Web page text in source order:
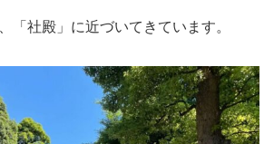
「社殿」に近づいてきています。